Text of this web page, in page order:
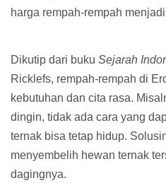
harga rempah-rempah
Dikutip dari buku Sejarah
Ricklefs, rempah-rempah di
kebutuhan dan cita rasa.
dingin, tidak ada cara yang
ternak bisa tetap hidup.
menyembelih hewan ternak
dagingnya.